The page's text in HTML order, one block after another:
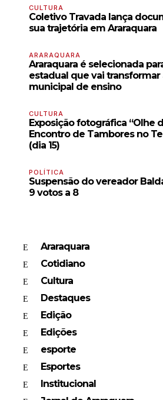
CULTURA
Coletivo Travada lança
sua trajetória em Araraquara
ARARAQUARA
Araraquara é selecionada
estadual que vai transformar
municipal de ensino
CULTURA
Exposição fotográfica “Olhe
Encontro de Tambores no
(dia 15)
POLÍTICA
Suspensão do vereador
9 votos a 8
Araraquara
Cotidiano
Cultura
Destaques
Edição
Edições
esporte
Esportes
Institucional